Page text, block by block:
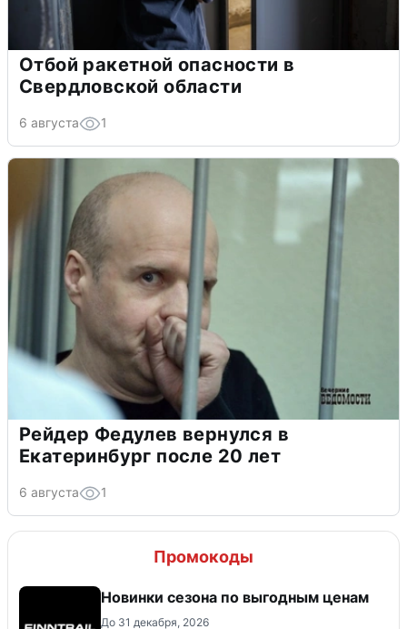
Отбой ракетной опасности в
Свердловской области
6 августа 1
Рейдер Федулев вернулся в
Екатеринбург после 20 лет
6 августа 1
Промокоды
Новинки сезона по выгодным ценам
До 31 декабря, 2026